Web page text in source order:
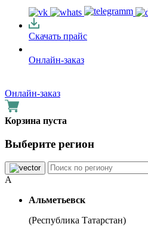
Скачать прайс
Онлайн-заказ
Онлайн-заказ
Корзина пуста
Выберите регион
А
Альметьевск
(Республика Татарстан)